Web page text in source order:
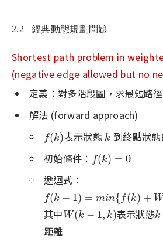
2.2 經典動態規劃問題
Shortest path problem in
(negative edge allowed but no
定義：對多階段圖，求最短路徑
解法 (forward approach)
f(k)
f(k) 表示狀態 k
k 到終點狀
初始條件： f(k) = 0
f(k)= 0
遞迴式：
f(k − 1) = min{ f(k) + W
f(k− 1) =m in{ f(k)+W(k−1 ,k )}
其中 W(k − 1, k)
W(k− 1,k) 表示狀態k
k
距離